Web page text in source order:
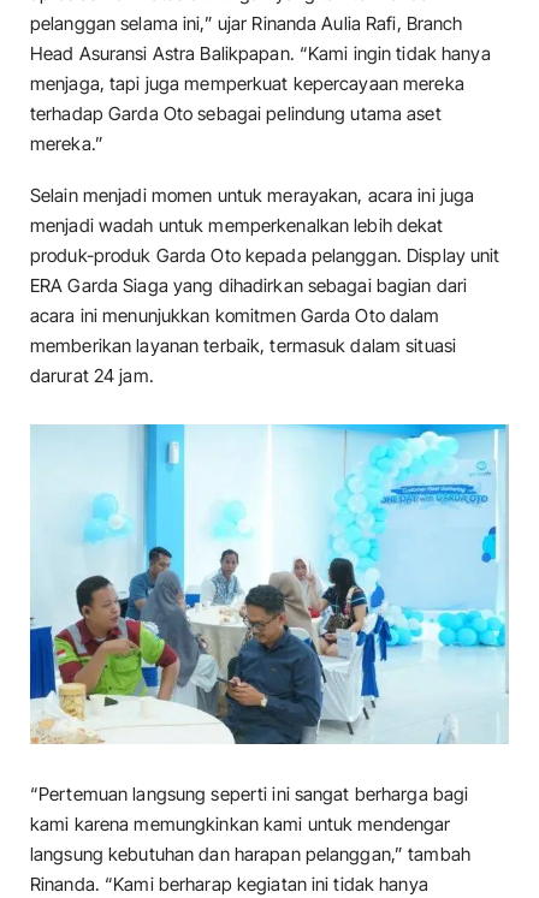
pelanggan selama ini,” ujar Rinanda Aulia Rafi, Branch
Head Asuransi Astra Balikpapan. “Kami ingin tidak hanya
menjaga, tapi juga memperkuat kepercayaan mereka
terhadap Garda Oto sebagai pelindung utama aset
mereka.”
Selain menjadi momen untuk merayakan, acara ini juga
menjadi wadah untuk memperkenalkan lebih dekat
produk-produk Garda Oto kepada pelanggan. Display unit
ERA Garda Siaga yang dihadirkan sebagai bagian dari
acara ini menunjukkan komitmen Garda Oto dalam
memberikan layanan terbaik, termasuk dalam situasi
darurat 24 jam.
“Pertemuan langsung seperti ini sangat berharga bagi
kami karena memungkinkan kami untuk mendengar
langsung kebutuhan dan harapan pelanggan,” tambah
Rinanda. “Kami berharap kegiatan ini tidak hanya